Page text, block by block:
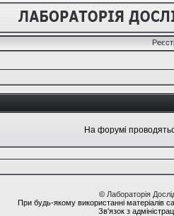
На форумі
© Лабораторія
При будь-якому використанні матеріалів
Зв'язок з